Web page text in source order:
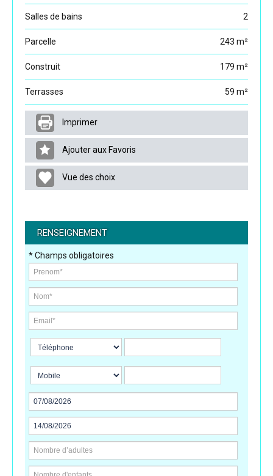
Salles de bains 2
Parcelle 243 m²
Construit 179 m²
Terrasses 59 m²
Imprimer
Ajouter aux Favoris
Vue des choix
RENSEIGNEMENT
* Champs obligatoires